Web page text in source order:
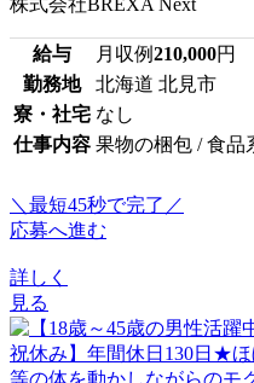
株式会社BREXA Next
給与 月収例210,000円
勤務地
北海道 北見市
寮・社宅 なし
仕事内容 果物の梱包 / 食品
＼最短45秒で完了／
応募へ進む
詳しく
見る